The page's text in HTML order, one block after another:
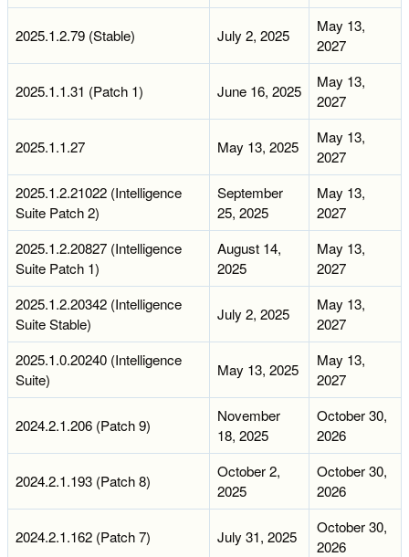
2025.1.2.79 (Stable) July 2, 2025
May 13,
2027
2025.1.1.31 (Patch 1) June 16, 2025
May 13,
2027
2025.1.1.27 May 13, 2025
May 13,
2027
2025.1.2.21022 (Intelligence
Suite Patch 2)
September
25, 2025
May 13,
2027
2025.1.2.20827 (Intelligence
Suite Patch 1)
August 14,
2025
May 13,
2027
2025.1.2.20342 (Intelligence
Suite Stable)
July 2, 2025
May 13,
2027
2025.1.0.20240 (Intelligence
Suite)
May 13, 2025
May 13,
2027
2024.2.1.206 (Patch 9)
November
18, 2025
October 30,
2026
2024.2.1.193 (Patch 8)
October 2,
2025
October 30,
2026
2024.2.1.162 (Patch 7) July 31, 2025
October 30,
2026